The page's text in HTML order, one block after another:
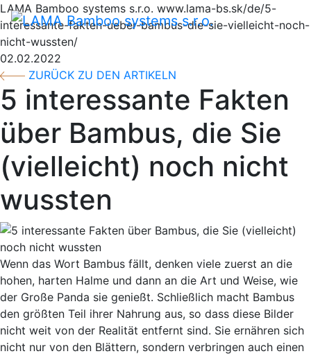
LAMA Bamboo systems s.r.o. www.lama-bs.sk/de/5-
interessante-fakten-ueber-bambus-die-sie-vielleicht-noch-
nicht-wussten/
02.02.2022
ZURÜCK ZU DEN ARTIKELN
5 interessante Fakten
über Bambus, die Sie
(vielleicht) noch nicht
wussten
Wenn das Wort Bambus fällt, denken viele zuerst an die
hohen, harten Halme und dann an die Art und Weise, wie
der Große Panda sie genießt. Schließlich macht Bambus
den größten Teil ihrer Nahrung aus, so dass diese Bilder
nicht weit von der Realität entfernt sind. Sie ernähren sich
nicht nur von den Blättern, sondern verbringen auch einen